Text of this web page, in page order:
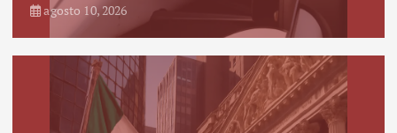
agosto 10, 2026